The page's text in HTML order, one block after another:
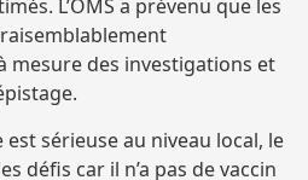
L’OMS a prévenu que les
mesure des investigations et
est sérieuse au niveau local, le
défis car il n’a pas de vaccin